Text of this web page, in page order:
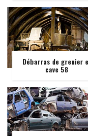
Débarras de grenier
cave 58